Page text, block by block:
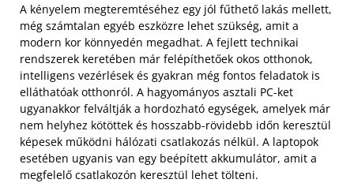
A kényelem megteremtéséhez egy jól fűthető lakás mellett,
még számtalan egyéb eszközre lehet szükség, amit a
modern kor könnyedén megadhat. A fejlett technikai
rendszerek keretében már felépíthetőek okos otthonok,
intelligens vezérlések és gyakran még fontos feladatok is
elláthatóak otthonról. A hagyományos asztali PC-ket
ugyanakkor felváltják a hordozható egységek, amelyek már
nem helyhez kötöttek és hosszabb-rövidebb időn keresztül
képesek működni hálózati csatlakozás nélkül. A laptopok
esetében ugyanis van egy beépített akkumulátor, amit a
megfelelő csatlakozón keresztül lehet tölteni.